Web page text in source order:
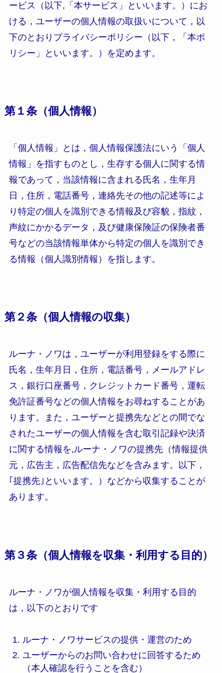
ービス（以下,「本サービス」といいます。）にお
ける，ユーザーの個人情報の取扱いについて，以
下のとおりプライバシーポリシー（以下，「本ポ
リシー」といいます。）を定めます。
第１条（個人情報）
「個人情報」とは，個人情報保護法にいう「個人
情報」を指すものとし，生存する個人に関する情
報であって，当該情報に含まれる氏名，生年月
日，住所，電話番号，連絡先その他の記述等によ
り特定の個人を識別できる情報及び容貌，指紋，
声紋にかかるデータ，及び健康保険証の保険者番
号などの当該情報単体から特定の個人を識別でき
る情報（個人識別情報）を指します。
第２条（個人情報の収集）
ルーナ・ノワは，ユーザーが利用登録をする際に
氏名，生年月日，住所，電話番号，メールアドレ
ス，銀行口座番号，クレジットカード番号，運転
免許証番号などの個人情報をお尋ねすることがあ
ります。また，ユーザーと提携先などとの間でな
されたユーザーの個人情報を含む取引記録や決済
に関する情報を,ルーナ・ノワの提携先（情報提供
元，広告主，広告配信先などを含みます。以下，
｢提携先｣といいます。）などから収集することが
あります。
第３条（個人情報を収集・利用する目的）
ルーナ・ノワが個人情報を収集・利用する目的
は，以下のとおりです
ルーナ・ノワサービスの提供・運営のため
ユーザーからのお問い合わせに回答するため
（本人確認を行うことを含む）